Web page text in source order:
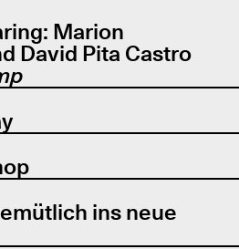
Marion
David Pita Castro
ins neue